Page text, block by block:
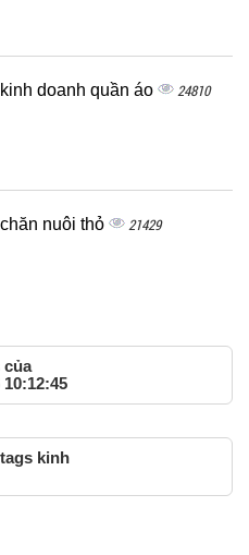
doanh quần áo 24810
nuôi thỏ 21429
của
kinh